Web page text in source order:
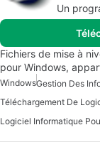
Un
Fichiers de mise à
pour Windows,
Windows
Logiciel Informatique